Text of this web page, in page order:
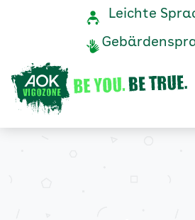
Pokémon
Archive
AOK
Navigation
Leichte